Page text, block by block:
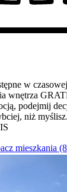
w
wnętrza
podejmij
niż
mieszkania